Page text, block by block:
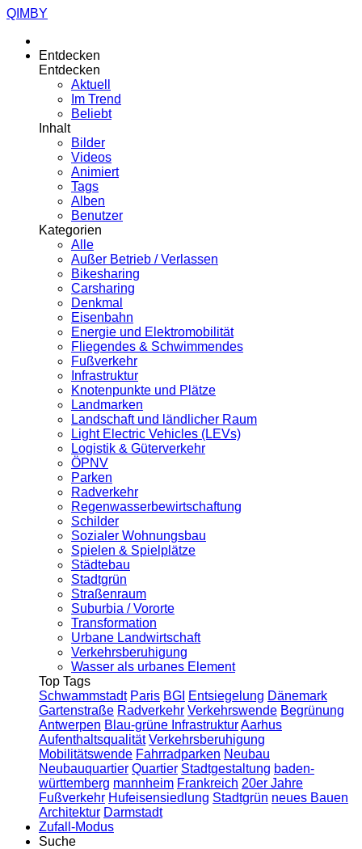
QIMBY
Entdecken
Entdecken
Aktuell
Im Trend
Beliebt
Inhalt
Bilder
Videos
Animiert
Tags
Alben
Benutzer
Kategorien
Alle
Außer Betrieb / Verlassen
Bikesharing
Carsharing
Denkmal
Eisenbahn
Energie und Elektromobilität
Fliegendes & Schwimmendes
Fußverkehr
Infrastruktur
Knotenpunkte und Plätze
Landmarken
Landschaft und ländlicher Raum
Light Electric Vehicles (LEVs)
Logistik & Güterverkehr
ÖPNV
Parken
Radverkehr
Regenwasserbewirtschaftung
Schilder
Sozialer Wohnungsbau
Spielen & Spielplätze
Städtebau
Stadtgrün
Straßenraum
Suburbia / Vororte
Transformation
Urbane Landwirtschaft
Verkehrsberuhigung
Wasser als urbanes Element
Top Tags
Schwammstadt Paris BGI Entsiegelung Dänemark
Gartenstraße Radverkehr Verkehrswende Begrünung
Antwerpen Blau-grüne InfrastrukturAarhus
Aufenthaltsqualität Verkehrsberuhigung
Mobilitätswende Fahrradparken Neubau
Neubauquartier Quartier Stadtgestaltung baden-
württemberg mannheim Frankreich 20er Jahre
Fußverkehr Hufeisensiedlung Stadtgrün neues Bauen
Architektur Darmstadt
Zufall-Modus
Suche